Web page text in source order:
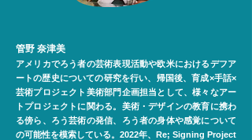
管野 奈津美
アメリカでろう者の芸術表現活動や欧米におけるデフア
ートの歴史についての研究を行い、帰国後、育成×⼿話×
芸術プロジェクト美術部⾨企画担当として、様々なアー
トプロジェクトに関わる。美術・デザインの教育に携わ
る傍ら、ろう芸術の発信、ろう者の身体や感覚について
の可能性を模索している。2022年、Re; Signing Project